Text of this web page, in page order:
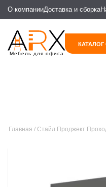
О компанииДоставка и сборка
Мебель для офиса
Главная Стайл Проджект